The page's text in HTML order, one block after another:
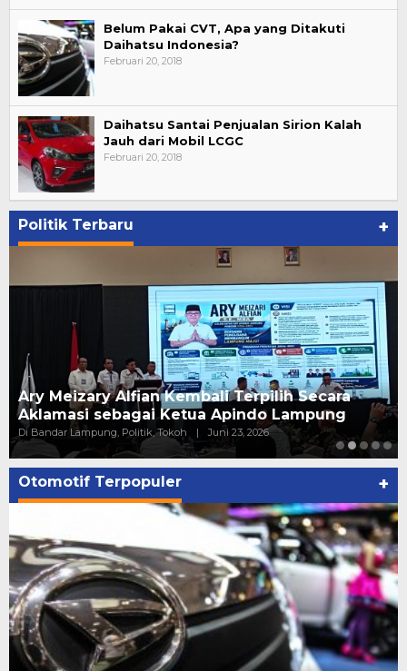
Belum Pakai CVT, Apa yang Ditakuti
Daihatsu Indonesia?
Februari 20, 2018
Daihatsu Santai Penjualan Sirion Kalah
Jauh dari Mobil LCGC
Februari 20, 2018
Politik Terbaru +
Ary Meizary Alfian Kembali Terpilih Secara
Aklamasi sebagai Ketua Apindo Lampung
Di Bandar Lampung, Politik, Tokoh | Juni 23, 2026
Otomotif Terpopuler +